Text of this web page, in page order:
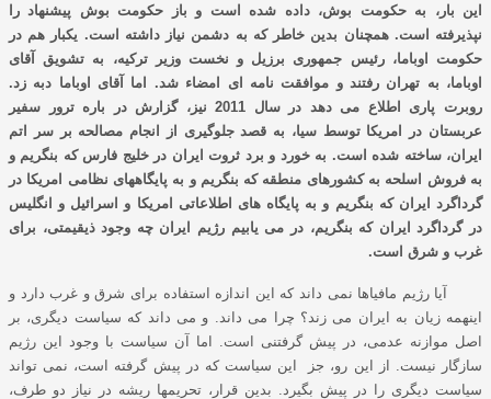
این بار، به حکومت بوش، داده شده است و باز حکومت بوش پیشنهاد را
نپذیرفته است. همچنان بدین خاطر که به دشمن نیاز داشته است. یکبار هم در
حکومت اوباما، رئیس جمهوری برزیل و نخست وزیر ترکیه، به تشویق آقای
اوباما، به تهران رفتند و موافقت نامه ای امضاء شد. اما آقای اوباما دبه زد.
روبرت پاری اطلاع می دهد در سال 2011 نیز، گزارش در باره ترور سفیر
عربستان در امریکا توسط سیا، به قصد جلوگیری از انجام مصالحه بر سر اتم
ایران، ساخته شده است. به خورد و برد ثروت ایران در خلیج فارس که بنگریم و
به فروش اسلحه به کشورهای منطقه که بنگریم و به پایگاههای نظامی امریکا در
گرداگرد ایران که بنگریم و به پایگاه های اطلاعاتی امریکا و اسرائیل و انگلیس
در گرداگرد ایران که بنگریم، در می یابیم رﮊیم ایران چه وجود ذیقیمتی، برای
غرب و شرق است.
آیا رﮊیم مافیاها نمی داند که این اندازه استفاده برای شرق و غرب دارد و
اینهمه زیان به ایران می زند؟ چرا می داند. و می داند که سیاست دیگری، بر
اصل موازنه عدمی، در پیش گرفتنی است. اما آن سیاست با وجود این رﮊیم
سازگار نیست. از این رو، جز این سیاست که در پیش گرفته است، نمی تواند
سیاست دیگری را در پیش بگیرد. بدین قرار، تحریمها ریشه در نیاز دو طرف،